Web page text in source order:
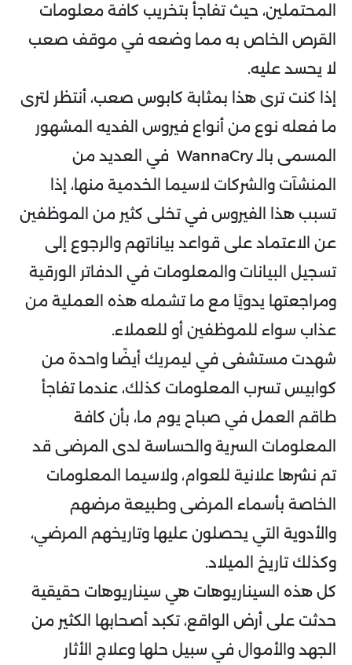
المحتملين، حيث تفاجأ بتخريب كافة معلومات
القرص الخاص به مما وضعه في موقف صعب
لا يحسد عليه.
إذا كنت ترى هذا بمثابة كابوس صعب، أنتظر لترى
ما فعله نوع من أنواع فيروس الفديه المشهور
المسمى بالـ WannaCry في العديد من
المنشآت والشركات لاسيما الخدمية منها، إذا
تسبب هذا الفيروس في تخلى كثير من الموظفين
عن الاعتماد على قواعد بياناتهم والرجوع إلى
تسجيل البيانات والمعلومات في الدفاتر الورقية
ومراجعتها يدويًا مع ما تشمله هذه العملية من
عذاب سواء للموظفين أو للعملاء.
شهدت مستشفى في ليمريك أيضًا واحدة من
كوابيس تسرب المعلومات كذلك، عندما تفاجأ
طاقم العمل في صباح يوم ما، بأن كافة
المعلومات السرية والحساسة لدى المرضى قد
تم نشرها علانية للعوام، ولاسيما المعلومات
الخاصة بأسماء المرضى وطبيعة مرضهم
والأدوية التي يحصلون عليها وتاريخهم المرضي،
وكذلك تاريخ الميلاد.
كل هذه السيناريوهات هي سيناريوهات حقيقية
حدثت على أرض الواقع، تكبد أصحابها الكثير من
الجهد والأموال في سبيل حلها وعلاج الأثار